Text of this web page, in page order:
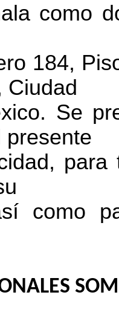
como
184,
Ciudad
Se
presente
para
como